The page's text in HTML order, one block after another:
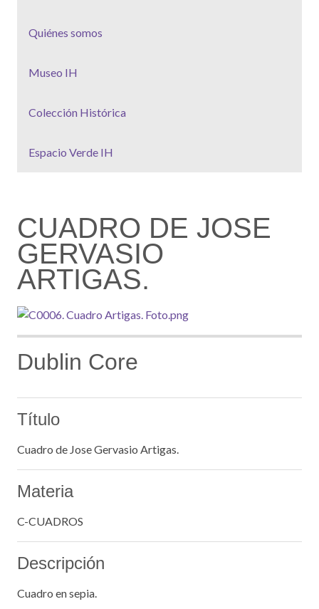
Quiénes somos
Museo IH
Colección Histórica
Espacio Verde IH
CUADRO DE JOSE
GERVASIO
ARTIGAS.
Dublin Core
Título
Cuadro de Jose Gervasio Artigas.
Materia
C-CUADROS
Descripción
Cuadro en sepia.